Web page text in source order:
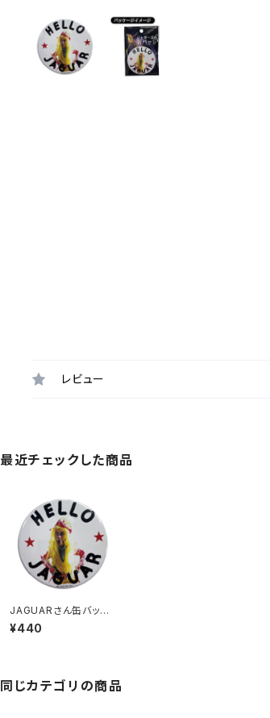
レビュー
最近チェックした商品
JAGUARさん缶バッジ
design2
¥440
同じカテゴリの商品